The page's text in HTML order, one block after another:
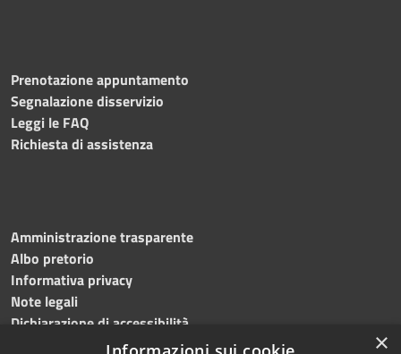
Prenotazione appuntamento
Segnalazione disservizio
Leggi le FAQ
Richiesta di assistenza
Amministrazione trasparente
Albo pretorio
Informativa privacy
Note legali
Dichiarazione di accessibilità
×